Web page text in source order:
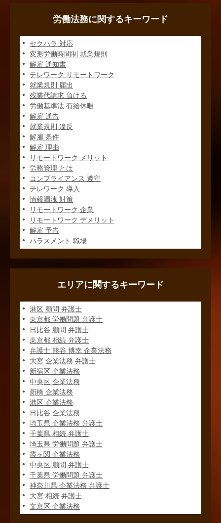
労働法務に関するキーワード
セクハラ 対応
変形労働時間制 就業規則
解雇 通知書
テレワーク リモートワーク
就業規則 届出
残業代請求 負ける
労働基準法 有給休暇
解雇 通告
就業規則 違反
解雇 条件
解雇 理由
リモートワーク メリット
労務管理 とは
コンプライアンス 遵守
テレワーク 導入
情報漏洩 対策
リモートワーク 企業
リモートワーク デメリット
解雇 予告
ハラスメント 職場
エリアに関するキーワード
港区 顧問 弁護士
東京都 労働問題 弁護士
日比谷 顧問 弁護士
東京都 相続 弁護士
弁護士 熊谷 博幸 企業法務
大宮 企業法務 弁護士
新宿区 企業法務
中央区 企業法務
新橋 企業法務
港区 企業法務
日比谷 企業法務
埼玉県 企業法務 弁護士
千葉県 相続 弁護士
埼玉県 労働問題 弁護士
霞ヶ関 企業法務
中央区 顧問 弁護士
千葉県 労働問題 弁護士
神奈川県 企業法務 弁護士
大宮 相続 弁護士
文京区 企業法務